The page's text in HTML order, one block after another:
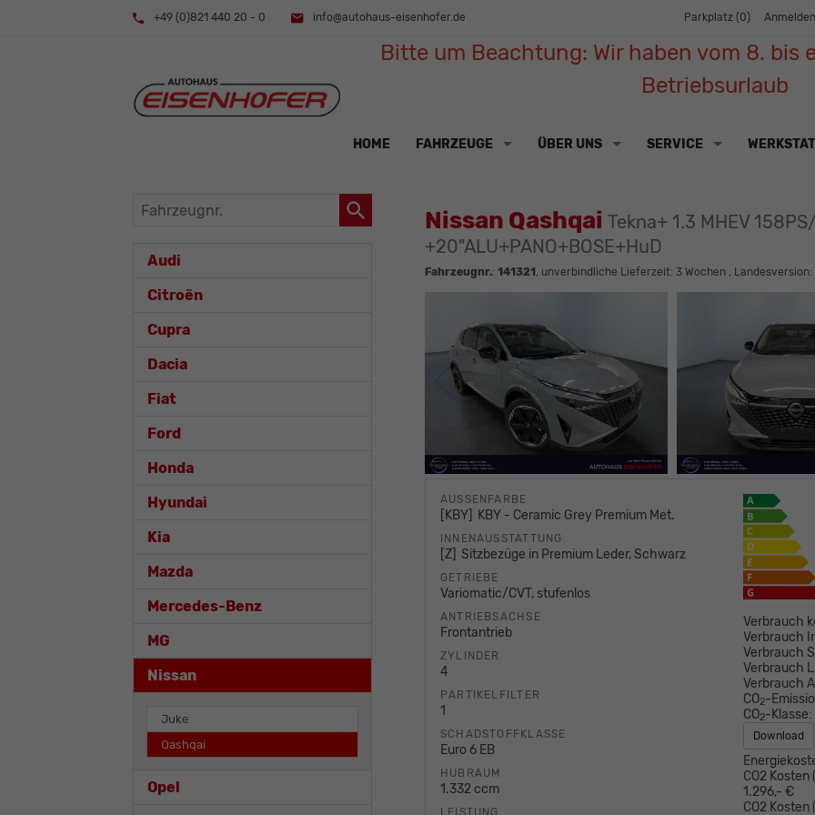
+49 (0)821 440 20 - 0 info@autohaus-eisenhofer.de Parkplatz (0) Anmelden
Bitte um Beachtung: Wir haben vom 8. bis
Betriebsurlaub
HOME FAHRZEUGE ÜBER UNS SERVICE
Nissan Qashqai Tekna+ 1.3 MHEV
+20"ALU+PANO+BOSE+HuD
Fahrzeugnr.: 141321 , unverbindliche Lieferzeit: 3 Wochen, Landesversion:
AUSSENFARBE
KBY KBY - Ceramic Grey Premium Met.
INNENAUSSTATTUNG
Z Sitzbezüge in Premium Leder, Schwarz
GETRIEBE
Variomatic/CVT, stufenlos
ANTRIEBSACHSE
Frontantrieb
ZYLINDER
4
PARTIKELFILTER
1
SCHADSTOFFKLASSE
Euro 6 EB
HUBRAUM
1.332 ccm
LEISTUNG
Verbrauch
Verbrauch
Verbrauch
Verbrauch
Verbrauch
CO2-
CO2-Klasse:
Download
CO2
1.296,- €
CO2
Fahrzeugnr.
Audi
Citroën
Cupra
Dacia
Fiat
Ford
Honda
Hyundai
Kia
Mazda
Mercedes-Benz
MG
Nissan
Juke
Qashqai
Opel